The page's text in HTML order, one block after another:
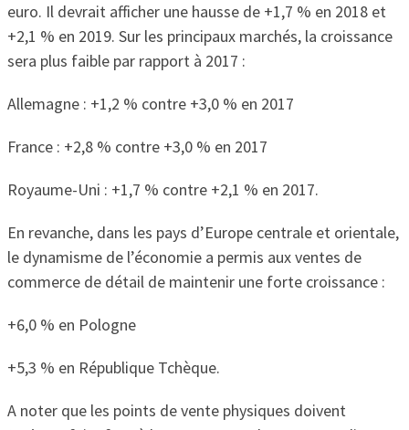
euro. Il devrait afficher une hausse de +1,7 % en 2018 et
+2,1 % en 2019. Sur les principaux marchés, la croissance
sera plus faible par rapport à 2017 :
Allemagne : +1,2 % contre +3,0 % en 2017
France : +2,8 % contre +3,0 % en 2017
Royaume-Uni : +1,7 % contre +2,1 % en 2017.
En revanche, dans les pays d’Europe centrale et orientale,
le dynamisme de l’économie a permis aux ventes de
commerce de détail de maintenir une forte croissance :
+6,0 % en Pologne
+5,3 % en République Tchèque.
A noter que les points de vente physiques doivent